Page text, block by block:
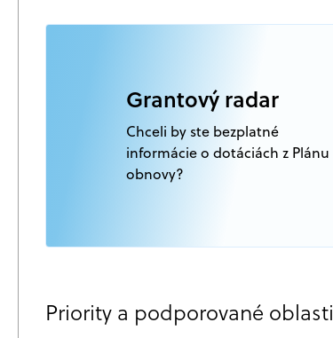
Grantový radar
Chceli by ste bezplatné
informácie o dotáciách z Plánu
obnovy?
Priority a podporované oblasti